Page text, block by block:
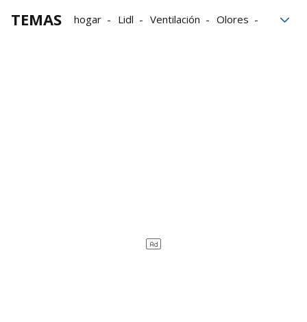
TEMAS hogar Lidl Ventilación
Olores